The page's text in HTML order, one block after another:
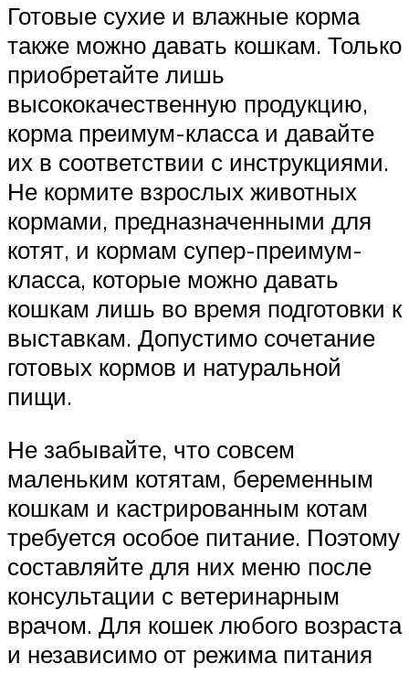
Готовые сухие и влажные корма
также можно давать кошкам. Только
приобретайте лишь
высококачественную продукцию,
корма преимум-класса и давайте
их в соответствии с инструкциями.
Не кормите взрослых животных
кормами, предназначенными для
котят, и кормам супер-преимум-
класса, которые можно давать
кошкам лишь во время подготовки к
выставкам. Допустимо сочетание
готовых кормов и натуральной
пищи.
Не забывайте, что совсем
маленьким котятам, беременным
кошкам и кастрированным котам
требуется особое питание. Поэтому
составляйте для них меню после
консультации с ветеринарным
врачом. Для кошек любого возраста
и независимо от режима питания